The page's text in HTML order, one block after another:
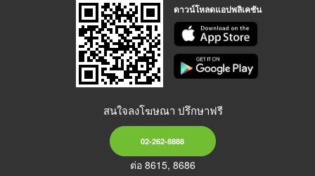
ดาวน์โหลดแอปพลิเคชัน
สนใจลงโฆษณา ปรึกษาฟรี
02-262-8888
ต่อ 8615, 8686